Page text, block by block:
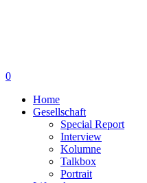
0
Home
Gesellschaft
Special Report
Interview
Kolumne
Talkbox
Portrait